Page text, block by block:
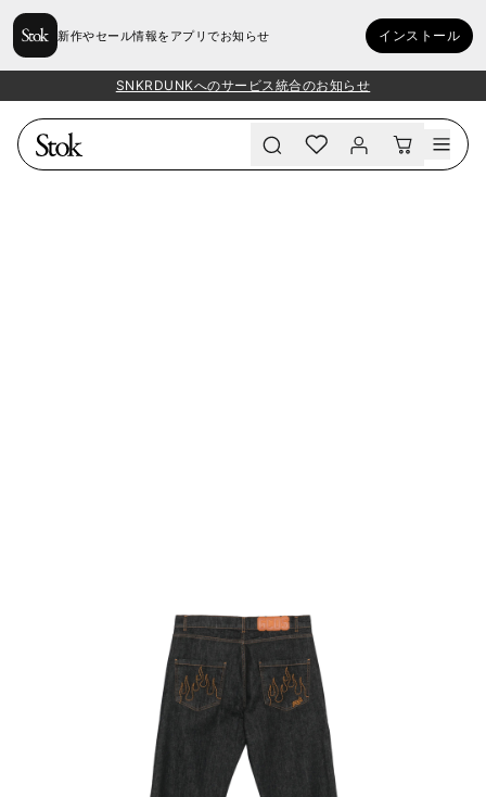
新作やセール情報をアプリでお知らせ インストール
SNKRDUNKへのサービス統合のお知らせ